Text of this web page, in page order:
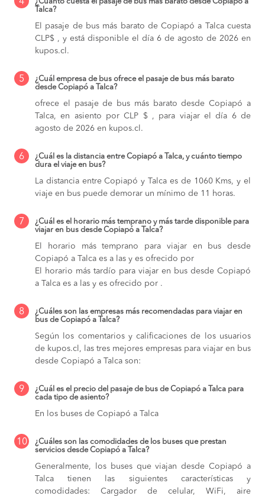
4
Talca?
El pasaje de bus más barato de Copiapó a Talca cuesta
CLP$ , y está disponible el día 6 de agosto de 2026 en
kupos.cl.
5
¿Cuál empresa de bus ofrece el pasaje de bus más barato
desde Copiapó a Talca?
ofrece el pasaje de bus más barato desde Copiapó a
Talca, en asiento por CLP $ , para viajar el día 6 de
agosto de 2026 en kupos.cl.
6
¿Cuál es la distancia entre Copiapó a Talca, y cuánto tiempo
dura el viaje en bus?
La distancia entre Copiapó y Talca es de 1060 Kms, y el
viaje en bus puede demorar un mínimo de 11 horas.
7
¿Cuál es el horario más temprano y más tarde disponible para
viajar en bus desde Copiapó a Talca?
El horario más temprano para viajar en bus desde
Copiapó a Talca es a las y es ofrecido por
El horario más tardío para viajar en bus desde Copiapó
a Talca es a las y es ofrecido por .
8
¿Cuáles son las empresas más recomendadas para viajar en
bus de Copiapó a Talca?
Según los comentarios y calificaciones de los usuarios
de kupos.cl, las tres mejores empresas para viajar en bus
desde Copiapó a Talca son:
9
¿Cuál es el precio del pasaje de bus de Copiapó a Talca para
cada tipo de asiento?
En los buses de Copiapó a Talca
10
¿Cuáles son las comodidades de los buses que prestan
servicios desde Copiapó a Talca?
Generalmente, los buses que viajan desde Copiapó a
Talca tienen las siguientes características y
comodidades: Cargador de celular, WiFi, aire